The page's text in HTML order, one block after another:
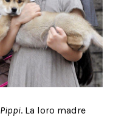
Pippi. La loro madre